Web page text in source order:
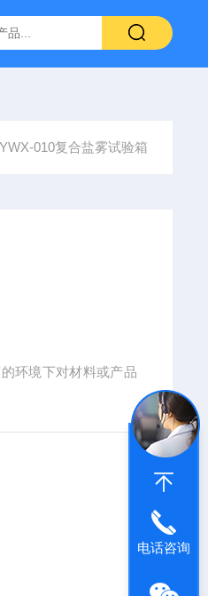
盐雾腐蚀试验箱 南京高低温
YWX-010复合盐雾试验箱
环境下对材料或产品
电话咨询